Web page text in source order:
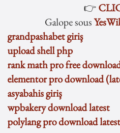
👉
Galope sous
grandpashabet giriş
upload shell php
rank math pro free
elementor pro download
asyabahis giriş
wpbakery download latest
polylang pro download latest